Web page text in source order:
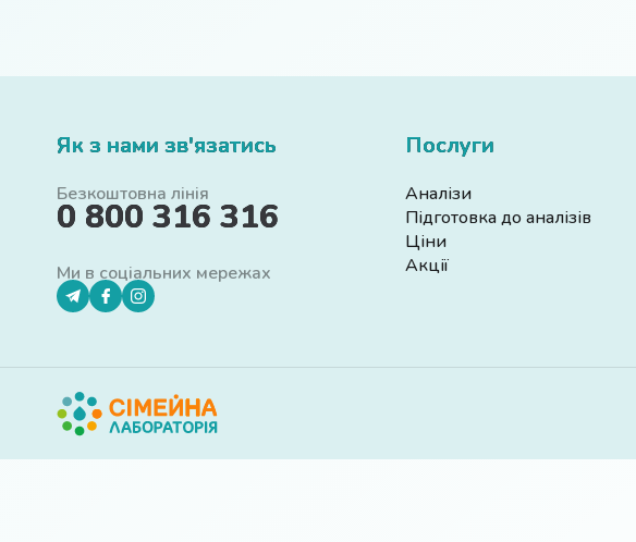
Як з нами зв'язатись
Безкоштовна лінія
0 800 316 316
Ми в соціальних мережах
Послуги
Аналізи
Підготовка до аналізів
Ціни
Акції